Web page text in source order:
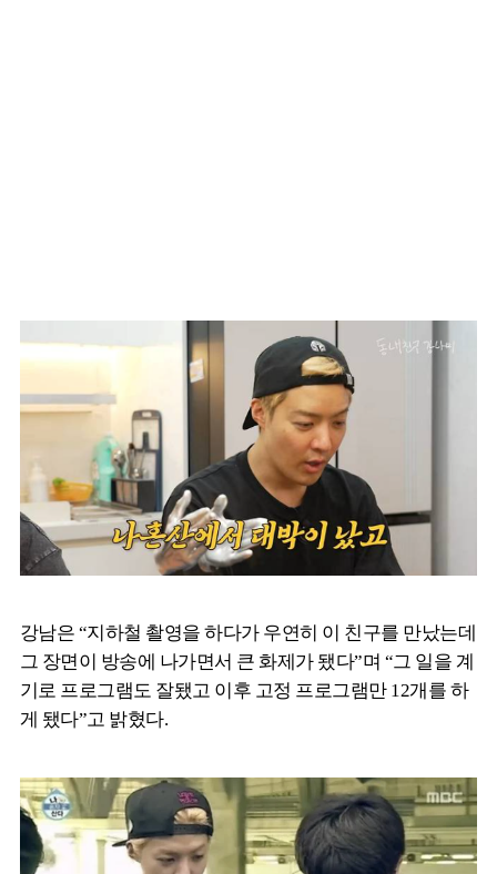
강남은 “지하철 촬영을 하다가 우연히 이 친구를 만났는데
그 장면이 방송에 나가면서 큰 화제가 됐다”며 “그 일을 계
기로 프로그램도 잘됐고 이후 고정 프로그램만 12개를 하
게 됐다”고 밝혔다.